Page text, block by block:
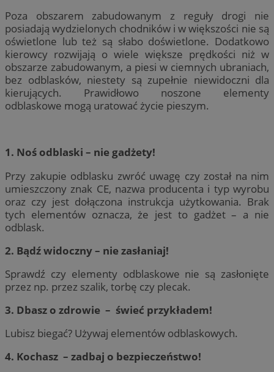
Poza obszarem zabudowanym z reguły drogi nie
posiadają wydzielonych chodników i w większości nie są
oświetlone lub też są słabo doświetlone. Dodatkowo
kierowcy rozwijają o wiele większe prędkości niż w
obszarze zabudowanym, a piesi w ciemnych ubraniach,
bez odblasków, niestety są zupełnie niewidoczni dla
kierujących. Prawidłowo noszone elementy
odblaskowe mogą uratować życie pieszym.
1. Noś odblaski – nie gadżety!
Przy zakupie odblasku zwróć uwagę czy został na nim
umieszczony znak CE, nazwa producenta i typ wyrobu
oraz czy jest dołączona instrukcja użytkowania. Brak
tych elementów oznacza, że jest to gadżet – a nie
odblask.
2. Bądź widoczny – nie zasłaniaj!
Sprawdź czy elementy odblaskowe nie są zasłonięte
przez np. przez szalik, torbę czy plecak.
3. Dbasz o zdrowie – świeć przykładem!
Lubisz biegać? Używaj elementów odblaskowych.
4. Kochasz – zadbaj o bezpieczeństwo!